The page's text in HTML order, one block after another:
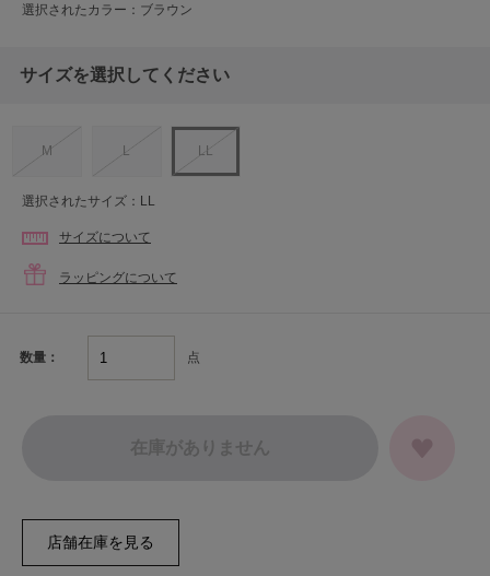
選択されたカラー：ブラウン
サイズを選択してください
M L LL
選択されたサイズ：LL
サイズについて
ラッピングについて
数量： 点
在庫がありません